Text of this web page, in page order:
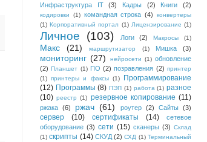
Инфраструктура IT (3) Кадры (2) Книги (2)
кодировки (1) командная строка (4)
конвертеры
(1) Корпоративный портал (1) Лицензирование (1)
Личное (103) Логи (2) Макросы (1)
Макс (21) маршрутизатор (1) Мишка (3)
мониторинг (27) нейросети (1) обновление
(2) Планшет (1) ПО (2) позравления (2) принтер
(1) принтеры и факсы (1)
Программирование
(12) Программы (8) ПЭП (1) работа (1) разное
(10) реестр (1) резервное копирование (11)
ржака (6) ржач (61) роутер (2) Сайты (3)
сервер (10) сертификаты (14)
сетевое
оборудование (3) сети (15) сканеры (3) Склад
(1) скрипты (14) СКУД (2) СХД (1) Терминальный